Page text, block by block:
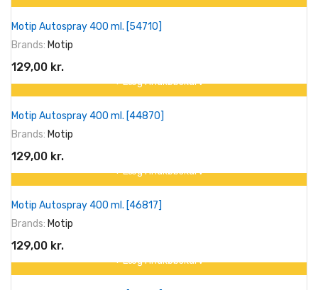
Motip Autospray 400 ml. [54710]
Brands: Motip
129,00 kr.
+ Læg I Indkøbskurv
Motip Autospray 400 ml. [44870]
Brands: Motip
129,00 kr.
+ Læg I Indkøbskurv
Motip Autospray 400 ml. [46817]
Brands: Motip
129,00 kr.
+ Læg I Indkøbskurv